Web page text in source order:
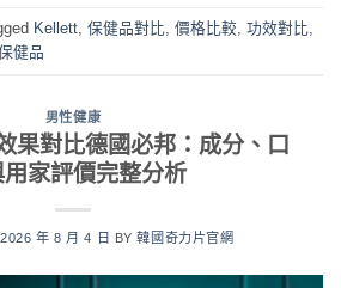
Kellett 保健品對比 價格比較 功效對比
健品
男性健康
果對比德國必邦：成分、口
家評價完整分析
2026 年 8 月 4 日 BY韓國奇力片官網